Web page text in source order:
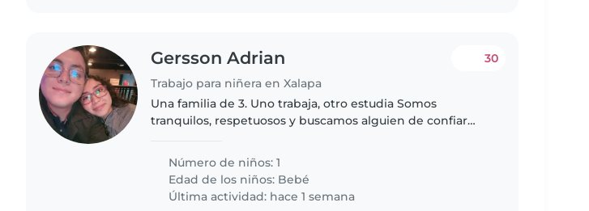
Gersson Adrian
Trabajo para niñera en Xalapa
30
Una familia de 3. Uno trabaja, otro estudia Somos
tranquilos, respetuosos y buscamos alguien de confiar
Número de niños: 1
Edad de los niños: Bebé
Última actividad: hace 1 semana